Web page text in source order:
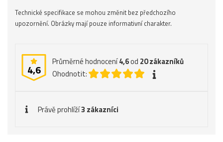
Technické specifikace se mohou změnit bez předchozího
upozornění. Obrázky mají pouze informativní charakter.
4,6
Průměrné hodnocení4,6od 20zákazníků
Ohodnotit:
Právě prohlíží3 zákazníci